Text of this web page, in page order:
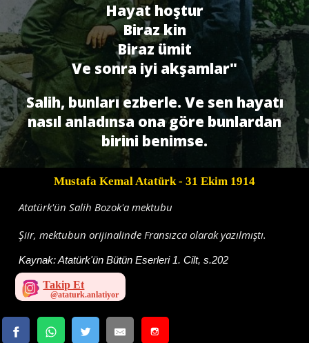
Hayat hoştur
Biraz kin
Biraz ümit
Ve sonra iyi akşamlar"
Salih, bunları ezberle. Ve sen hayatı
nasıl anladınsa ona göre bunlardan
birini benimse.
Mustafa Kemal Atatürk- 31 Ekim 1914
Atatürk'ün Salih Bozok'a mektubu
Şiir, mektubun orijinalinde Fransızca olarak yazılmıştı.
Kaynak:Atatürk'ün Bütün Eserleri 1. Cilt, s.202
Takip Et